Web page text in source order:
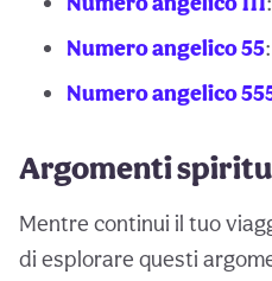
Numero angelico 55
Numero angelico
Argomenti
Mentre continui il tuo
di esplorare questi